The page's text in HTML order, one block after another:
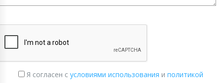
Я согласен с условиями использования и политикой